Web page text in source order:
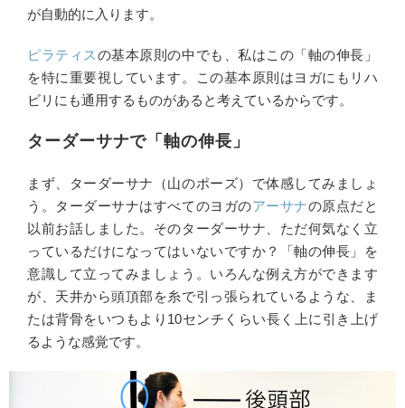
が自動的に入ります。
ピラティスの基本原則の中でも、私はこの「軸の伸長」
を特に重要視しています。この基本原則はヨガにもリハ
ビリにも通用するものがあると考えているからです。
ターダーサナで「軸の伸長」
まず、ターダーサナ（山のポーズ）で体感してみましょ
う。ターダーサナはすべてのヨガのアーサナの原点だと
以前お話しました。そのターダーサナ、ただ何気なく立
っているだけになってはいないですか？「軸の伸長」を
意識して立ってみましょう。いろんな例え方ができます
が、天井から頭頂部を糸で引っ張られているような、ま
たは背骨をいつもより10センチくらい長く上に引き上げ
るような感覚です。